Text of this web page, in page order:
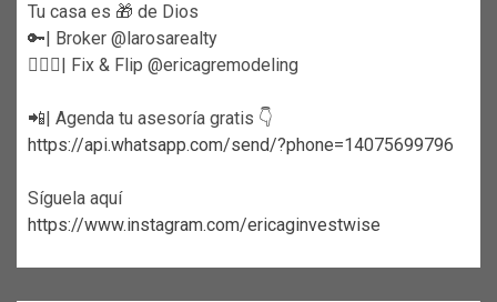
Tu casa es 🎁 de Dios
🔑| Broker @larosarealty
👷🏼‍♀️| Fix & Flip @ericagremodeling
📲| Agenda tu asesoría gratis 👇
https://api.whatsapp.com/send/?phone=14075699796
Síguela aquí
https://www.instagram.com/ericaginvestwise